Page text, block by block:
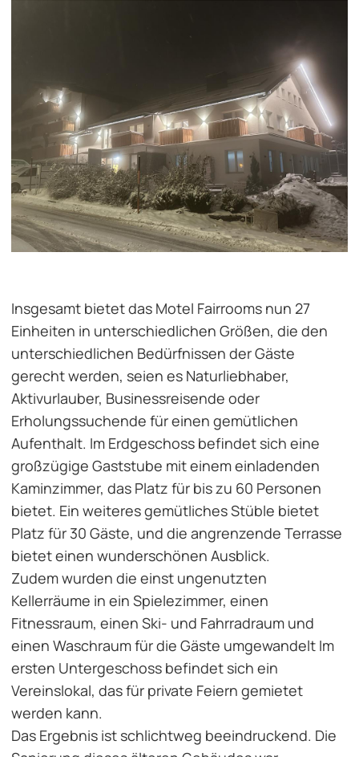
Insgesamt bietet das Motel Fairrooms nun 27
Einheiten in unterschiedlichen Größen, die den
unterschiedlichen Bedürfnissen der Gäste
gerecht werden, seien es Naturliebhaber,
Aktivurlauber, Businessreisende oder
Erholungssuchende für einen gemütlichen
Aufenthalt. Im Erdgeschoss befindet sich eine
großzügige Gaststube mit einem einladenden
Kaminzimmer, das Platz für bis zu 60 Personen
bietet. Ein weiteres gemütliches Stüble bietet
Platz für 30 Gäste, und die angrenzende Terrasse
bietet einen wunderschönen Ausblick.
Zudem wurden die einst ungenutzten
Kellerräume in ein Spielezimmer, einen
Fitnessraum, einen Ski- und Fahrradraum und
einen Waschraum für die Gäste umgewandelt Im
ersten Untergeschoss befindet sich ein
Vereinslokal, das für private Feiern gemietet
werden kann.
Das Ergebnis ist schlichtweg beeindruckend. Die